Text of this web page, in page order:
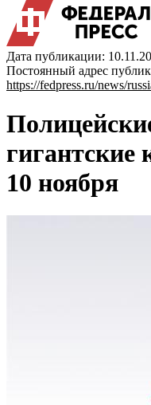
Дата публикации:
Постоянный адрес
https://fedpress.ru/news/
гигантские
10 ноября